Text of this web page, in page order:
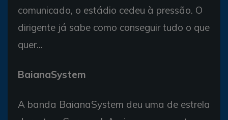
comunicado, o estádio cedeu à pressão. O
dirigente já sabe como conseguir tudo o que
quer...
BaianaSystem
A banda BaianaSystem deu uma de estrela